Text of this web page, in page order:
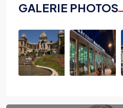
GALERIE PHOTOS